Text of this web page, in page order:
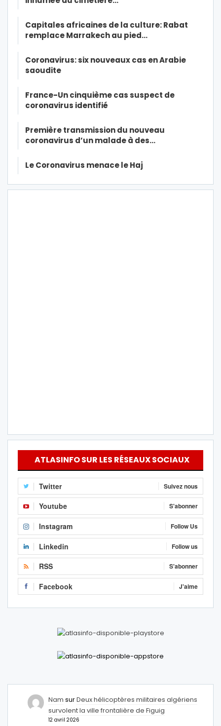
Capitales africaines de la culture: Rabat
remplace Marrakech au pied…
Coronavirus: six nouveaux cas en Arabie
saoudite
France-Un cinquième cas suspect de
coronavirus identifié
Première transmission du nouveau
coronavirus d’un malade à des…
Le Coronavirus menace le Haj
ATLASINFO SUR LES RÉSEAUX SOCIAUX
Twitter Suivez nous
Youtube S'abonner
Instagram Follow Us
Linkedin Follow us
RSS S'abonner
Facebook J'aime
Nam surDeux hélicoptères militaires algériens
survolent la ville frontalière de Figuig
12 avril 2026